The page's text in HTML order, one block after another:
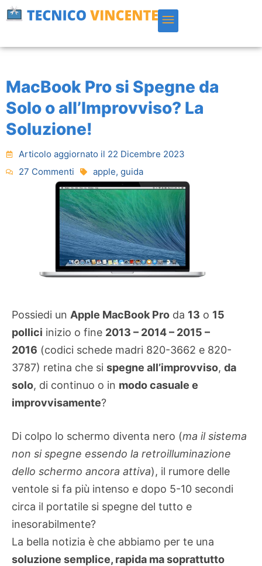
MacBook Pro si Spegne da
Solo o all’Improvviso? La
Soluzione!
Articolo aggiornato il 22 Dicembre 2023
27 Commenti
apple, guida
Possiedi un Apple MacBook Pro da 13 o 15
pollici inizio o fine 2013 – 2014 – 2015 –
2016 (codici schede madri 820-3662 e 820-
3787) retina che si spegne all’improvviso, da
solo, di continuo o in modo casuale e
improvvisamente?
Di colpo lo schermo diventa nero (ma il sistema
non si spegne essendo la retroilluminazione
dello schermo ancora attiva), il rumore delle
ventole si fa più intenso e dopo 5-10 secondi
circa il portatile si spegne del tutto e
inesorabilmente?
La bella notizia è che abbiamo per te una
soluzione semplice, rapida ma soprattutto